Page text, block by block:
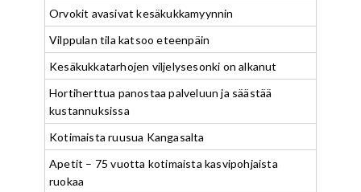
Orvokit avasivat kesäkukkamyynnin
Vilppulan tila katsoo eteenpäin
Kesäkukkatarhojen viljelysesonki on alkanut
Hortiherttua panostaa palveluun ja säästää
kustannuksissa
Kotimaista ruusua Kangasalta
Apetit – 75 vuotta kotimaista kasvipohjaista
ruokaa